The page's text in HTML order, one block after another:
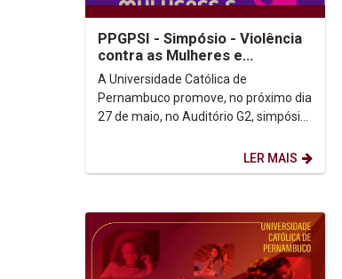
PPGPSI - Simpósio - Violência
contra as Mulheres e
Feminicídio no Brasil
A Universidade Católica de
Pernambuco promove, no próximo dia
27 de maio, no Auditório G2, simpósio
LER MAIS